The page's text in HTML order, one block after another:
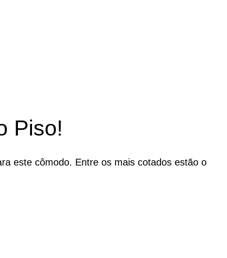
Piso!
este cômodo. Entre os mais cotados estão o